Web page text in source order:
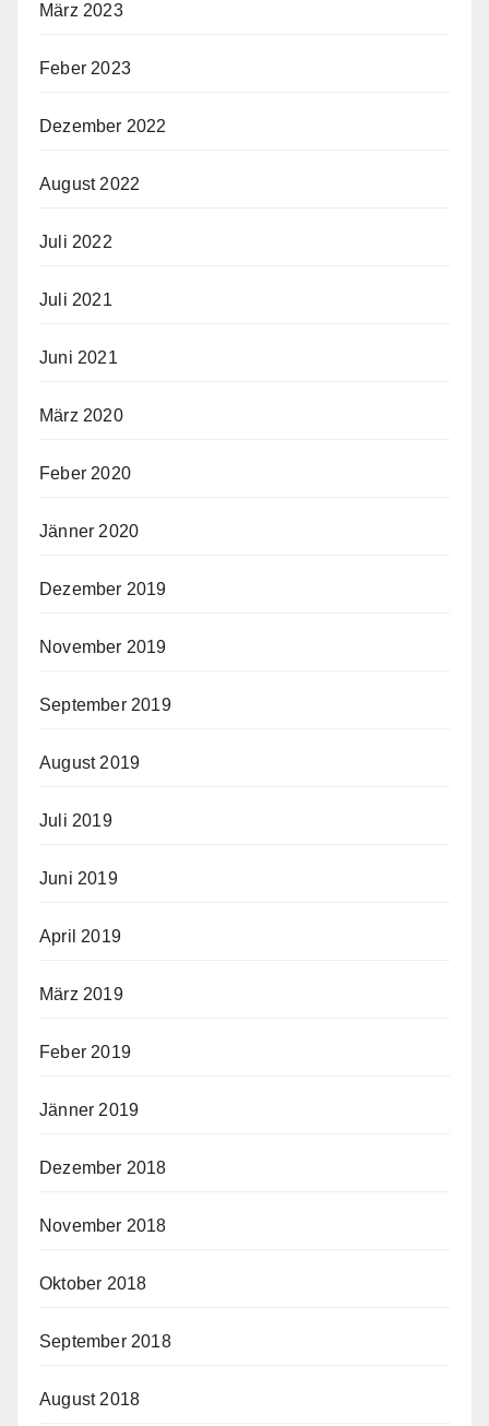
März 2023
Feber 2023
Dezember 2022
August 2022
Juli 2022
Juli 2021
Juni 2021
März 2020
Feber 2020
Jänner 2020
Dezember 2019
November 2019
September 2019
August 2019
Juli 2019
Juni 2019
April 2019
März 2019
Feber 2019
Jänner 2019
Dezember 2018
November 2018
Oktober 2018
September 2018
August 2018